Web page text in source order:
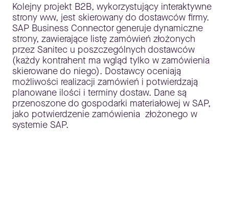
Kolejny projekt B2B, wykorzystujący interaktywne
strony www, jest skierowany do dostawców firmy.
SAP Business Connector generuje dynamiczne
strony, zawierające listę zamówień złożonych
przez Sanitec u poszczególnych dostawców
(każdy kontrahent ma wgląd tylko w zamówienia
skierowane do niego). Dostawcy oceniają
możliwości realizacji zamówień i potwierdzają
planowane ilości i terminy dostaw. Dane są
przenoszone do gospodarki materiałowej w SAP,
jako potwierdzenie zamówienia złożonego w
systemie SAP.